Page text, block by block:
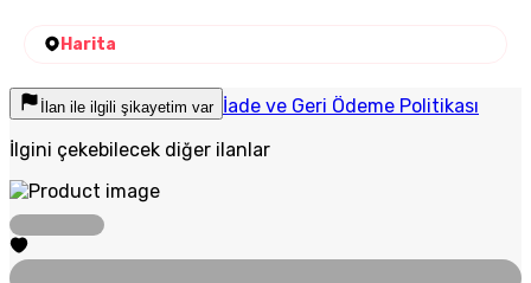
Harita
İlan ile ilgili şikayetim var İade ve Geri Ödeme Politikası
İlgini çekebilecek diğer ilanlar